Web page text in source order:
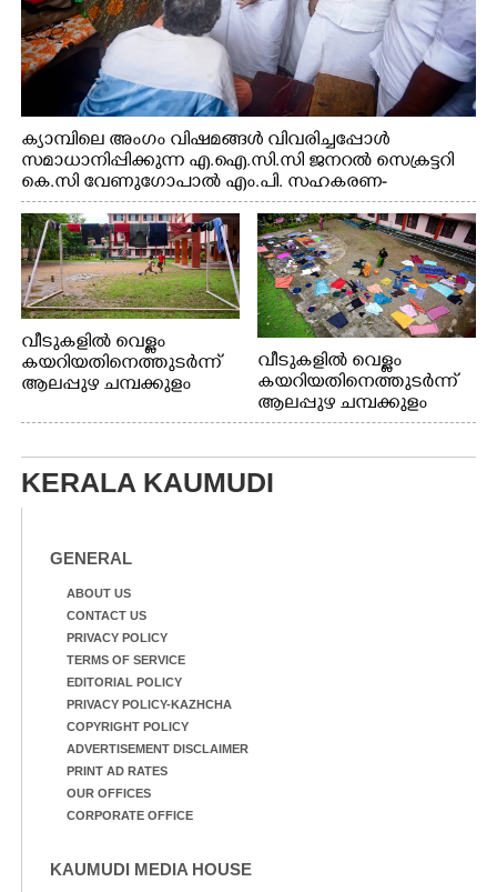
ക്യാമ്പിലെ അംഗം വിഷമങ്ങൾ വിവരിച്ചപ്പോൾ
സമാധാനിപ്പിക്കുന്ന എ.ഐ.സി.സി ജനറൽ സെക്രട്ടറി
കെ.സി വേണുഗോപാൽ എം.പി. സഹകരണ-
എക്സൈസ് വകുപ്പ് മന്ത്രി എം. ലിജു, എന്നിവർ
വീടുകളിൽ വെള്ളം
കയറിയതിനെത്തുടർന്ന്
ആലപ്പുഴ ചമ്പക്കുളം
പോരൂക്കര സെൻട്രൽ
ക്യാമ്പിലെത്തിയവർ
വസ്ത്രങ്ങൾ
ഉണക്കാനിട്ടിരിക്കുന്ന
ഫുട്ബോൾ കളികളിൽ
കുട്ടികൾ
വീടുകളിൽ വെള്ളം
കയറിയതിനെത്തുടർന്ന്
ആലപ്പുഴ ചമ്പക്കുളം
ഫാദർ തോമസ്
ക്യാമ്പിലെത്തിയവർ മഴ
KERALA KAUMUDI
GENERAL
ABOUT US
CONTACT US
PRIVACY POLICY
TERMS OF SERVICE
EDITORIAL POLICY
PRIVACY POLICY-KAZHCHA
COPYRIGHT POLICY
ADVERTISEMENT DISCLAIMER
PRINT AD RATES
OUR OFFICES
CORPORATE OFFICE
KAUMUDI MEDIA HOUSE